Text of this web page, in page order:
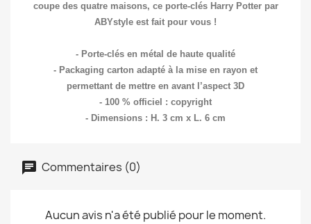
coupe des quatre maisons, ce porte-clés Harry Potter par
ABYstyle est fait pour vous !
- Porte-clés en métal de haute qualité
- Packaging carton adapté à la mise en rayon et
permettant de mettre en avant l’aspect 3D
- 100 % officiel : copyright
- Dimensions : H. 3 cm x L. 6 cm
Commentaires (0)
Aucun avis n'a été publié pour le moment.